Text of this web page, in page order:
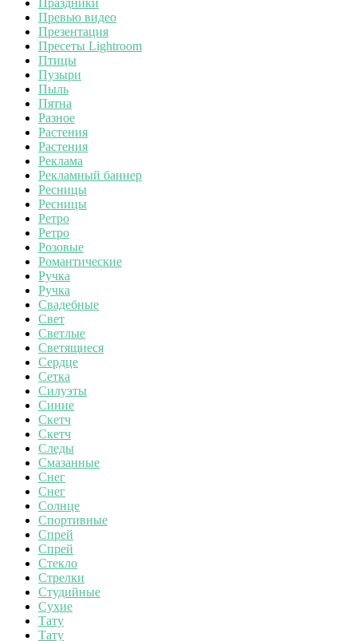
Превью видео
Презентация
Пресеты Lightroom
Птицы
Пузыри
Пыль
Пятна
Разное
Растения
Растения
Реклама
Рекламный баннер
Ресницы
Ресницы
Ретро
Ретро
Розовые
Романтические
Ручка
Ручка
Свадебные
Свет
Светлые
Светящиеся
Сердце
Сетка
Силуэты
Синие
Скетч
Скетч
Следы
Смазанные
Снег
Снег
Солнце
Спортивные
Спрей
Спрей
Стекло
Стрелки
Студийные
Сухие
Тату
Тату